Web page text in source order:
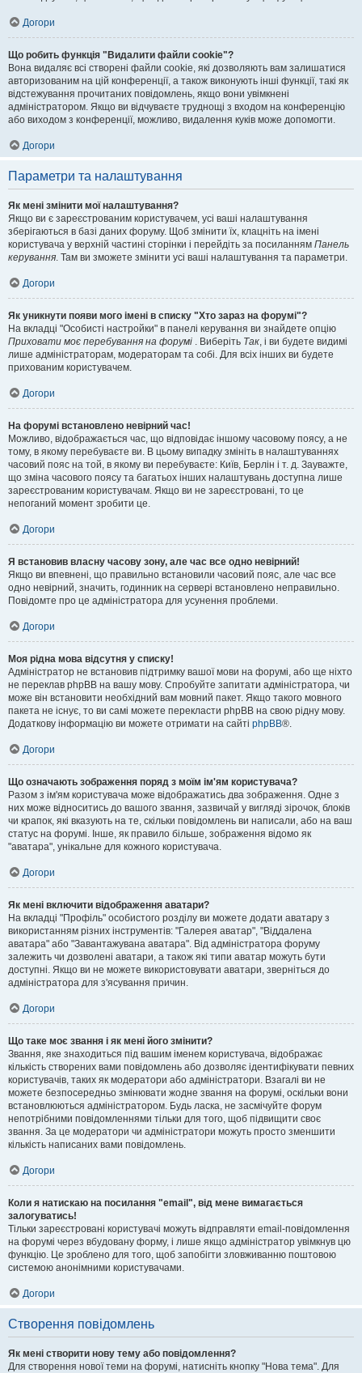
Догори
Що робить функція "Видалити файли cookie"?
Вона видаляє всі створені файли cookie, які дозволяють вам залишатися
авторизованим на цій конференції, а також виконують інші функції, такі як
відстежування прочитаних повідомлень, якщо вони увімкнені
адміністратором. Якщо ви відчуваєте труднощі з входом на конференцію
або виходом з конференції, можливо, видалення куків може допомогти.
Догори
Параметри та налаштування
Як мені змінити мої налаштування?
Якщо ви є зареєстрованим користувачем, усі ваші налаштування
зберігаються в базі даних форуму. Щоб змінити їх, клацніть на імені
користувача у верхній частині сторінки і перейдіть за посиланням Панель
керування. Там ви зможете змінити усі ваші налаштування та параметри.
Догори
Як уникнути появи мого імені в списку "Хто зараз на форумі"?
На вкладці "Особисті настройки" в панелі керування ви знайдете опцію
Приховати моє перебування на форумі . Виберіть Так, і ви будете видимі
лише адміністраторам, модераторам та собі. Для всіх інших ви будете
прихованим користувачем.
Догори
На форумі встановлено невірний час!
Можливо, відображається час, що відповідає іншому часовому поясу, а не
тому, в якому перебуваєте ви. В цьому випадку змініть в налаштуваннях
часовий пояс на той, в якому ви перебуваєте: Київ, Берлін і т. д. Зауважте,
що зміна часового поясу та багатьох інших налаштувань доступна лише
зареєстрованим користувачам. Якщо ви не зареєстровані, то це
непоганий момент зробити це.
Догори
Я встановив власну часову зону, але час все одно невірний!
Якщо ви впевнені, що правильно встановили часовий пояс, але час все
одно невірний, значить, годинник на сервері встановлено неправильно.
Повідомте про це адміністратора для усунення проблеми.
Догори
Моя рідна мова відсутня у списку!
Адміністратор не встановив підтримку вашої мови на форумі, або ще ніхто
не переклав phpBB на вашу мову. Спробуйте запитати адміністратора, чи
може він встановити необхідний вам мовний пакет. Якщо такого мовного
пакета не існує, то ви самі можете перекласти phpBB на свою рідну мову.
Додаткову інформацію ви можете отримати на сайті phpBB®.
Догори
Що означають зображення поряд з моїм ім'ям користувача?
Разом з ім'ям користувача може відображатись два зображення. Одне з
них може відноситись до вашого звання, зазвичай у вигляді зірочок, блоків
чи крапок, які вказують на те, скільки повідомлень ви написали, або на ваш
статус на форумі. Інше, як правило більше, зображення відомо як
"аватара", унікальне для кожного користувача.
Догори
Як мені включити відображення аватари?
На вкладці "Профіль" особистого розділу ви можете додати аватару з
використанням різних інструментів: "Галерея аватар", "Віддалена
аватара" або "Завантажувана аватара". Від адміністратора форуму
залежить чи дозволені аватари, а також які типи аватар можуть бути
доступні. Якщо ви не можете використовувати аватари, зверніться до
адміністратора для з'ясування причин.
Догори
Що таке моє звання і як мені його змінити?
Звання, яке знаходиться під вашим іменем користувача, відображає
кількість створених вами повідомлень або дозволяє ідентифікувати певних
користувачів, таких як модератори або адміністратори. Взагалі ви не
можете безпосередньо змінювати жодне звання на форумі, оскільки вони
встановлюються адміністратором. Будь ласка, не засмічуйте форум
непотрібними повідомленнями тільки для того, щоб підвищити своє
звання. За це модератори чи адміністратори можуть просто зменшити
кількість написаних вами повідомлень.
Догори
Коли я натискаю на посилання "email", від мене вимагається
залогуватись!
Тільки зареєстровані користувачі можуть відправляти email-повідомлення
на форумі через вбудовану форму, і лише якщо адміністратор увімкнув цю
функцію. Це зроблено для того, щоб запобігти зловживанню поштовою
системою анонімними користувачами.
Догори
Створення повідомлень
Як мені створити нову тему або повідомлення?
Для створення нової теми на форумі, натисніть кнопку "Нова тема". Для